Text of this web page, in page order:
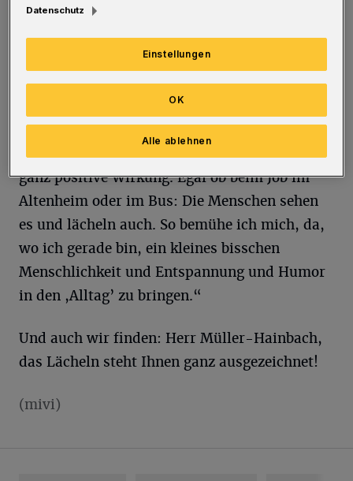
„Es ist eine Eigenart von mir, meine
Schutzmaske jedes Mal bei Dienstbeginn ganz
schnell mit einem halbwegs lächelnden Mund
zu versehen. Das geht schnell, sind ja nur ein
paar Striche, hat aber im Laufe des Tages eine
ganz positive Wirkung. Egal ob beim Job im
Altenheim oder im Bus: Die Menschen sehen
es und lächeln auch. So bemühe ich mich, da,
wo ich gerade bin, ein kleines bisschen
Menschlichkeit und Entspannung und Humor
in den ,Alltag’ zu bringen.“
Und auch wir finden: Herr Müller-Hainbach,
das Lächeln steht Ihnen ganz ausgezeichnet!
(mivi)
Datenschutz
Einstellungen
Alle ablehnen
OK